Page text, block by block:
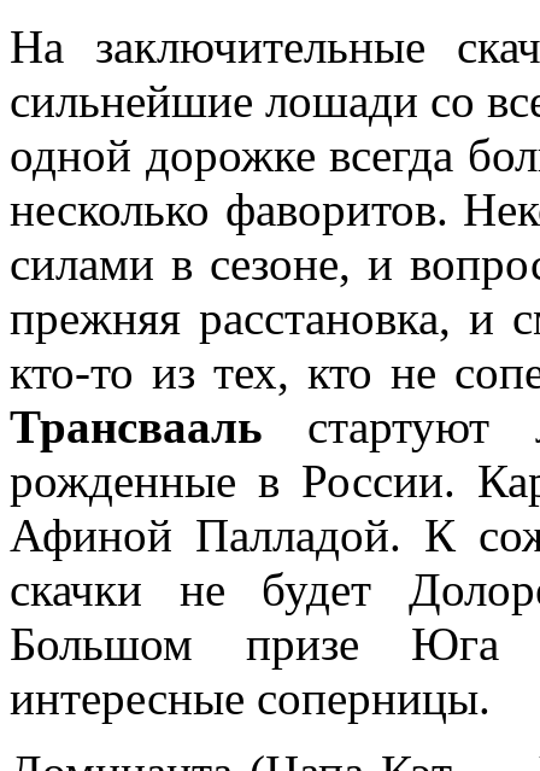
На заключительные
сильнейшие лошади со
одной дорожке всегда
несколько фаворитов.
силами в сезоне, и
прежняя расстановка, и
кто-то из тех, кто не
Трансвааль стартуют
рожденные в России.
Афиной Палладой. К
скачки не будет
Большом призе Юга
интересные соперницы.